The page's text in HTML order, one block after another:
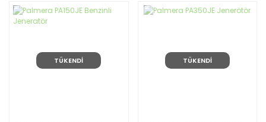
TÜKENDİ TÜKENDİ